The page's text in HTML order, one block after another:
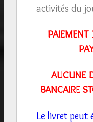
activités du
PAIEMENT
AUCUNE
BANCAIRE
Le livret peut